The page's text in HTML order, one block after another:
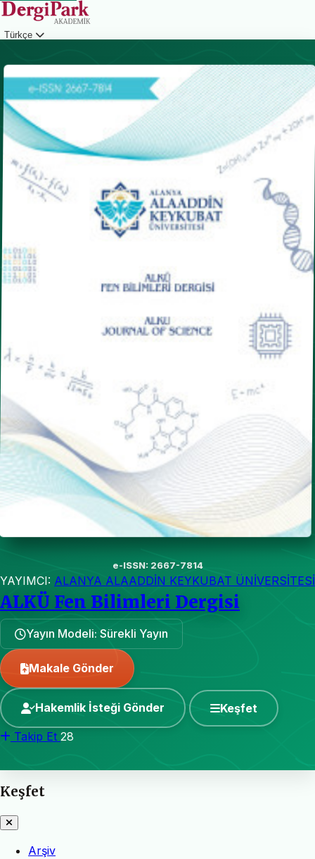
Türkçe
e-ISSN: 2667-7814
YAYIMCI: ALANYA ALAADDİN KEYKUBAT ÜNİVERSİTESİ
ALKÜ Fen Bilimleri Dergisi
Yayın Modeli: Sürekli Yayın
Makale Gönder
Hakemlik İsteği Gönder Keşfet
Takip Et 28
Keşfet
Arşiv